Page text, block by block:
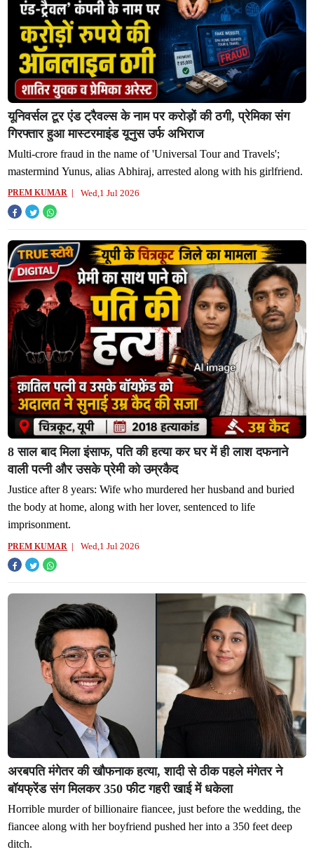
यूनिवर्सल टूर एंड ट्रैवल्स के नाम पर करोड़ों की ठगी, प्रेमिका संग
गिरफ्तार हुआ मास्टरमाइंड यूनुस उर्फ अभिराज
Multi-crore fraud in the name of 'Universal Tour and Travels';
mastermind Yunus, alias Abhiraj, arrested along with his girlfriend.
PREM KUMAR Wed,1 Jul 2026
8 साल बाद मिला इंसाफ, पति की हत्या कर घर में ही लाश दफनाने
वाली पत्नी और उसके प्रेमी को उम्रकैद
Justice after 8 years: Wife who murdered her husband and buried
the body at home, along with her lover, sentenced to life
imprisonment.
PREM KUMAR Wed,1 Jul 2026
अरबपति मंगेतर की खौफनाक हत्या, शादी से ठीक पहले मंगेतर ने
बॉयफ्रेंड संग मिलकर 350 फीट गहरी खाई में धकेला
Horrible murder of billionaire fiancee, just before the wedding, the
fiancee along with her boyfriend pushed her into a 350 feet deep
ditch.